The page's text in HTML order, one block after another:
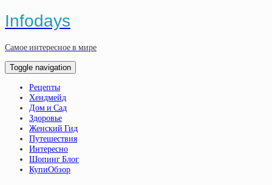
Infodays
Самое интересное в мире
Toggle navigation
Рецепты
Хендмейд
Дом и Сад
Здоровье
Женский Гид
Путешествия
Интересно
Шопинг Блог
КупиОбзор